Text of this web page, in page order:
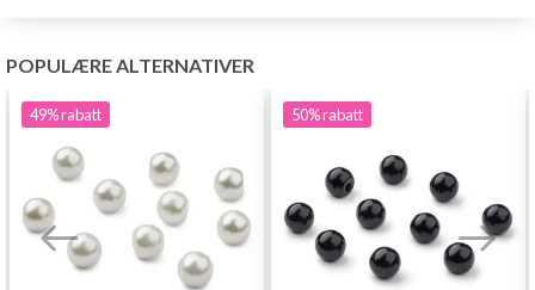
POPULÆRE ALTERNATIVER
49%rabatt 50%rabatt